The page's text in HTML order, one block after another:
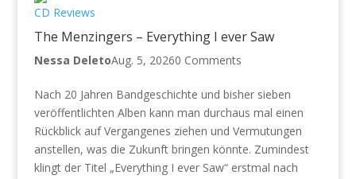
CD Reviews
The Menzingers – Everything I ever Saw
Nessa DeletoAug. 5, 20260 Comments
Nach 20 Jahren Bandgeschichte und bisher sieben
veröffentlichten Alben kann man durchaus mal einen
Rückblick auf Vergangenes ziehen und Vermutungen
anstellen, was die Zukunft bringen könnte. Zumindest
klingt der Titel „Everything I ever Saw“ erstmal nach